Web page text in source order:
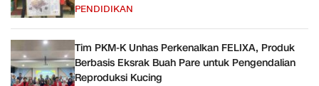
PENDIDIKAN
Tim PKM-K Unhas Perkenalkan FELIXA, Produk
Berbasis Eksrak Buah Pare untuk Pengendalian
Reproduksi Kucing